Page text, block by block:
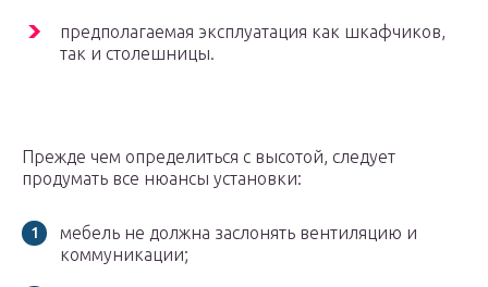
предполагаемая эксплуатация как шкафчиков,
так и столешницы.
Прежде чем определиться с высотой, следует
продумать все нюансы установки:
мебель не должна заслонять вентиляцию и
коммуникации;